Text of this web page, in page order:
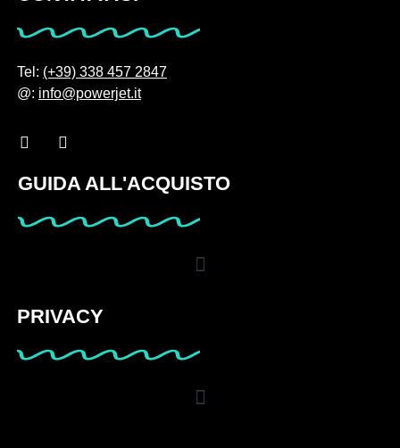
Tel: (+39) 338 457 2847
@: info@powerjet.it
GUIDA ALL'ACQUISTO
PRIVACY